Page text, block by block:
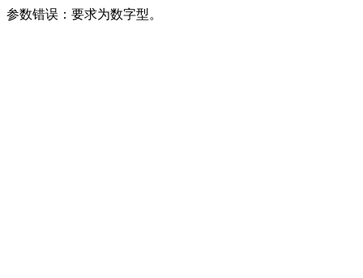
参数错误：要求为数字型。